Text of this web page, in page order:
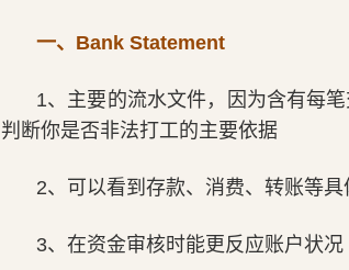
一、Bank Statement
1、主要的流水文件，因为含有每
判断你是否非法打工的主要依据
2、可以看到存款、消费、转账等具
3、在资金审核时能更反应账户状况